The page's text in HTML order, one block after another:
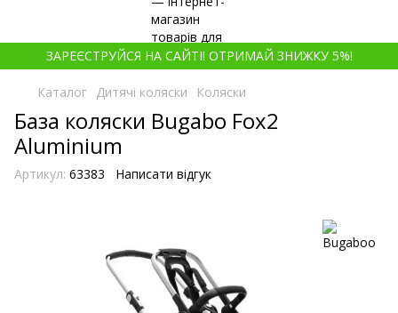
ЗАРЕЄСТРУЙСЯ НА САЙТІ! ОТРИМАЙ ЗНИЖКУ 5%!
Каталог Дитячі коляски Коляски
База коляски Bugabo Fox2
Aluminium
Артикул: 63383 Написати відгук